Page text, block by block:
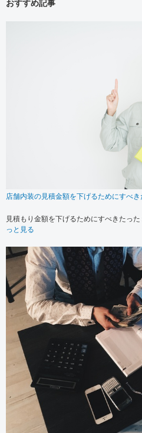
おすすめ記事
店舗内装の見積金額を下げるためにすべ
見積もり金額を下げるためにすべきたっ
っと見る